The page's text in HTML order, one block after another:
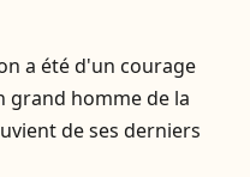
a été d'un courage
grand homme de la
de ses derniers